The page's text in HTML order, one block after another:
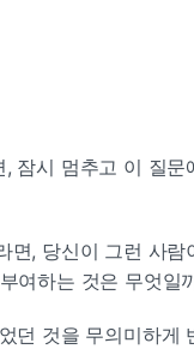
잠시 멈추고 이 질
면, 당신이 그런 사
여하는 것은 무엇일
던 것을 무의미하게